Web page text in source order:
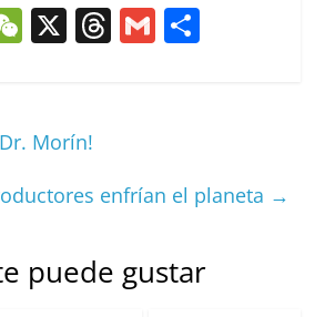
W
h
X T
s
G
tir
Morín!
enfrían el planeta →
puede gustar